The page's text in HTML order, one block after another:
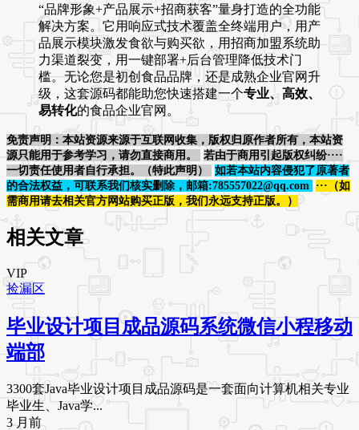
“品牌形象+产品展示+招商获客”量身打造的全功能
解决方案。它用响应式技术覆盖全终端用户，用产
品展示模块激发食欲与购买欲，用招商加盟系统助
力渠道裂变，用一键部署+后台管理降低技术门
槛。无论您是初创食品品牌，还是成熟企业官网升
级，这套源码都能助您快速搭建一个专业、高效、
易转化的食品企业官网。
免责声明：本站资源来源于互联网收集，版权归原作者所有，本站资
源只能用于参考学习，请勿直接商用。
若由于商用引起版权纠纷····
一切责任使用者自行承担。（特此声明）
如若本站内容侵犯了原著者
的合法权益，可联系我们核实删除，邮箱:785557022@qq.com
···（如
需商用请去相关官方网站购买正版，我们永远支持正版。）
相关文章
VIP
捡漏区
毕业设计项目成品源码系统微信小程移动
端部
3300套Java毕业设计项目成品源码是一套面向计算机相关专业
毕业生、Java学...
3 月前